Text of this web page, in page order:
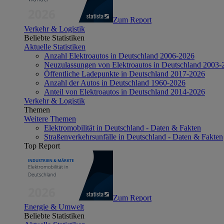
Zum Report
Verkehr & Logistik
Beliebte Statistiken
Aktuelle Statistiken
Anzahl Elektroautos in Deutschland 2006-2026
Neuzulassungen von Elektroautos in Deutschland 2003-
Öffentliche Ladepunkte in Deutschland 2017-2026
Anzahl der Autos in Deutschland 1960-2026
Anteil von Elektroautos in Deutschland 2014-2026
Verkehr & Logistik
Themen
Weitere Themen
Elektromobilität in Deutschland - Daten & Fakten
Straßenverkehrsunfälle in Deutschland - Daten & Fakten
Top Report
Zum Report
Energie & Umwelt
Beliebte Statistiken